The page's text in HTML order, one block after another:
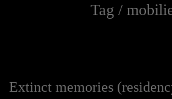
Tag /
Extinct memories